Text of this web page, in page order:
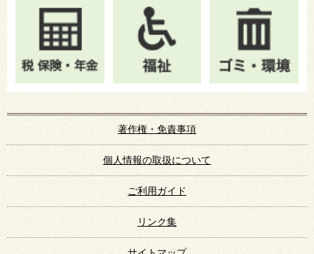
著作権・免責事項
個人情報の取扱について
ご利用ガイド
リンク集